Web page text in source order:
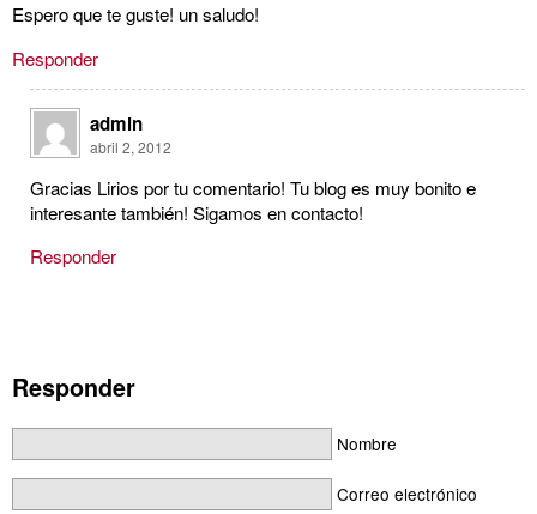
Espero que te guste! un saludo!
Responder
admin
abril 2, 2012
Gracias Lirios por tu comentario! Tu blog es muy bonito e
interesante también! Sigamos en contacto!
Responder
Responder
Nombre
Correo electrónico